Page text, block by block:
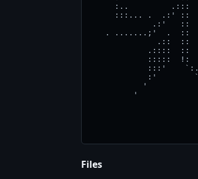
:..         .:::
:::... .  .:' ::
.:'   ::
. .......;'  .  ::
.::  ::
.::::  ::
:::::  !:
:::'
:'
'
'
Files